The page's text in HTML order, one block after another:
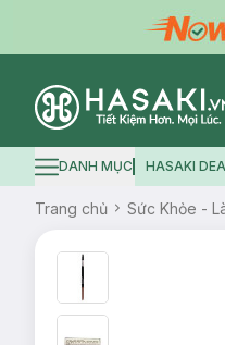
Logo
Hamburger icon
DANH MỤC HASAKI
Trang chủ Sức Khỏe -